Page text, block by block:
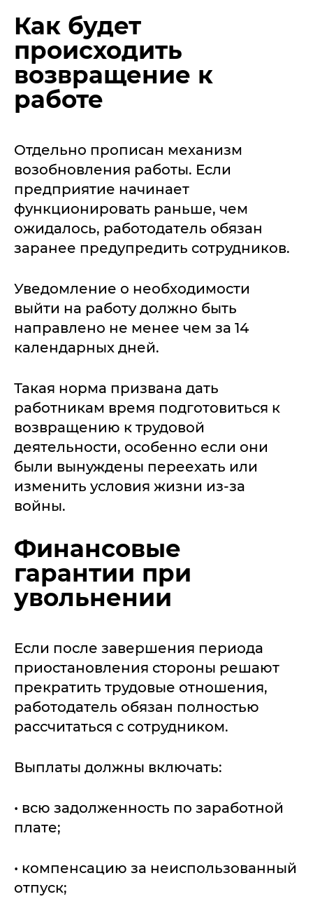
Как будет
происходить
возвращение к
работе
Отдельно прописан механизм
возобновления работы. Если
предприятие начинает
функционировать раньше, чем
ожидалось, работодатель обязан
заранее предупредить сотрудников.
Уведомление о необходимости
выйти на работу должно быть
направлено не менее чем за 14
календарных дней.
Такая норма призвана дать
работникам время подготовиться к
возвращению к трудовой
деятельности, особенно если они
были вынуждены переехать или
изменить условия жизни из-за
войны.
Финансовые
гарантии при
увольнении
Если после завершения периода
приостановления стороны решают
прекратить трудовые отношения,
работодатель обязан полностью
рассчитаться с сотрудником.
Выплаты должны включать:
• всю задолженность по заработной
плате;
• компенсацию за неиспользованный
отпуск;